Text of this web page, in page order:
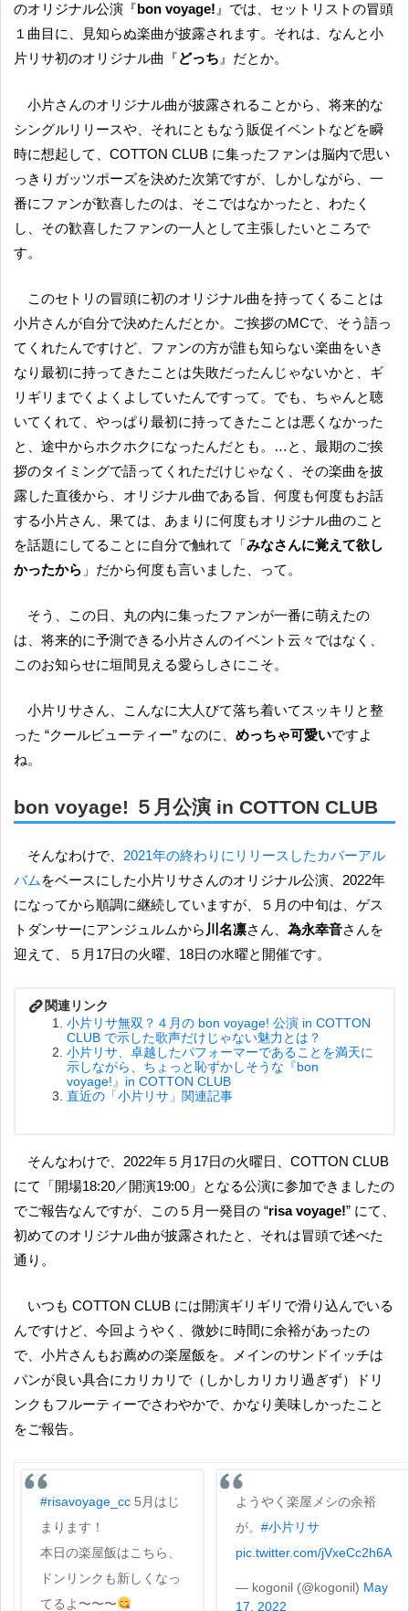
のオリジナル公演『 bon voyage!』では、セットリストの冒頭
１曲目に、見知らぬ楽曲が披露されます。それは、なんと小
片リサ初のオリジナル曲『どっち』だとか。
小片さんのオリジナル曲が披露されることから、将来的な
シングルリリースや、それにともなう販促イベントなどを瞬
時に想起して、COTTON CLUB に集ったファンは脳内で思い
っきりガッツポーズを決めた次第ですが、しかしながら、一
番にファンが歓喜したのは、そこではなかったと、わたく
し、その歓喜したファンの一人として主張したいところで
す。
このセトリの冒頭に初のオリジナル曲を持ってくることは
小片さんが自分で決めたんだとか。ご挨拶のMCで、そう語っ
てくれたんですけど、ファンの方が誰も知らない楽曲をいき
なり最初に持ってきたことは失敗だったんじゃないかと、ギ
リギリまでくよくよしていたんですって。でも、ちゃんと聴
いてくれて、やっぱり最初に持ってきたことは悪くなかった
と、途中からホクホクになったんだとも。…と、最期のご挨
拶のタイミングで語ってくれただけじゃなく、その楽曲を披
露した直後から、オリジナル曲である旨、何度も何度もお話
する小片さん、果ては、あまりに何度もオリジナル曲のこと
を話題にしてることに自分で触れて「みなさんに覚えて欲し
かったから 」だから何度も言いました、って。
そう、この日、丸の内に集ったファンが一番に萌えたの
は、将来的に予測できる小片さんのイベント云々ではなく、
このお知らせに垣間見える愛らしさにこそ。
小片リサさん、こんなに大人びて落ち着いてスッキリと整
った “クールビューティー” なのに、 めっちゃ可愛いですよ
ね。
bon voyage! ５月公演 in COTTON CLUB
そんなわけで、 2021年の終わりにリリースしたカバーアル
バム をベースにした小片リサさんのオリジナル公演、2022年
になってから順調に継続していますが、５月の中旬は、ゲス
トダンサーにアンジュルムから 川名凛さん、 為永幸音さんを
迎えて、５月17日の火曜、18日の水曜と開催です。
小片リサ無双？４月の bon voyage! 公演 in COTTON
CLUB で示した歌声だけじゃない魅力とは？
小片リサ、卓越したパフォーマーであることを満天に
示しながら、ちょっと恥ずかしそうな『bon
voyage!』in COTTON CLUB
直近の「小片リサ」関連記事
そんなわけで、2022年５月17日の火曜日、COTTON CLUB
にて「開場18:20／開演19:00」となる公演に参加できましたの
でご報告なんですが、この５月一発目の “risa voyage!” にて、
初めてのオリジナル曲が披露されたと、それは冒頭で述べた
通り。
いつも COTTON CLUB には開演ギリギリで滑り込んでいる
んですけど、今回ようやく、微妙に時間に余裕があったの
で、小片さんもお薦めの楽屋飯を。メインのサンドイッチは
パンが良い具合にカリカリで（しかしカリカリ過ぎず）ドリ
ンクもフルーティーでさわやかで、かなり美味しかったこと
をご報告。
#risavoyage_cc 5月はじ
まります！
本日の楽屋飯はこちら、
ドンリンクも新しくなっ
てるよ〜〜〜
ようやく楽屋メシの余裕
が。 #小片リサ
pic.twitter.com/jVxeCc2h6A
— kogonil (@kogonil) May
17, 2022